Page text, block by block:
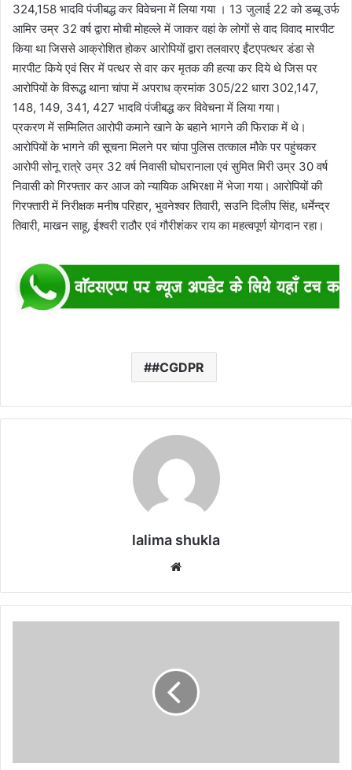
324,158 भादवि पंजीबद्ध कर विवेचना में लिया गया । 13 जुलाई 22 को डब्बू उर्फ
आमिर उम्र 32 वर्ष द्वारा मोची मोहल्ले में जाकर वहां के लोगों से वाद विवाद मारपीट
किया था जिससे आक्रोशित होकर आरोपियों द्वारा तलवारए ईंटएपत्थर डंडा से
मारपीट किये एवं सिर में पत्थर से वार कर मृतक की हत्या कर दिये थे जिस पर
आरोपियों के विरूद्ध थाना चांपा में अपराध क्रमांक 305/22 धारा 302,147,
148, 149, 341, 427 भादवि पंजीबद्ध कर विवेचना में लिया गया।
प्रकरण में सम्मिलित आरोपी कमाने खाने के बहाने भागने की फिराक में थे।
आरोपियों के भागने की सूचना मिलने पर चांपा पुलिस तत्काल मौके पर पहुंचकर
आरोपी सोनू रात्रे उम्र 32 वर्ष निवासी घोघरानाला एवं सुमित मिरी उम्र 30 वर्ष
निवासी को गिरफ्तार कर आज को न्यायिक अभिरक्षा में भेजा गया। आरोपियों की
गिरफ्तारी में निरीक्षक मनीष परिहार, भुवनेश्वर तिवारी, सउनि दिलीप सिंह, धर्मेन्द्र
तिवारी, माखन साहू, ईश्वरी राठौर एवं गौरीशंकर राय का महत्वपूर्ण योगदान रहा।
#CGDPR
lalima shukla
शिक्षा